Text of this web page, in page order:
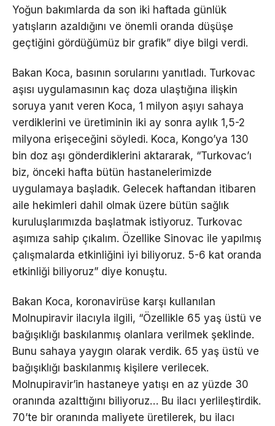
Yoğun bakımlarda da son iki haftada günlük
yatışların azaldığını ve önemli oranda düşüşe
geçtiğini gördüğümüz bir grafik” diye bilgi verdi.
Bakan Koca, basının sorularını yanıtladı. Turkovac
aşısı uygulamasının kaç doza ulaştığına ilişkin
soruya yanıt veren Koca, 1 milyon aşıyı sahaya
verdiklerini ve üretiminin iki ay sonra aylık 1,5-2
milyona erişeceğini söyledi. Koca, Kongo’ya 130
bin doz aşı gönderdiklerini aktararak, “Turkovac’ı
biz, önceki hafta bütün hastanelerimizde
uygulamaya başladık. Gelecek haftandan itibaren
aile hekimleri dahil olmak üzere bütün sağlık
kuruluşlarımızda başlatmak istiyoruz. Turkovac
aşımıza sahip çıkalım. Özellike Sinovac ile yapılmış
çalışmalarda etkinliğini iyi biliyoruz. 5-6 kat oranda
etkinliği biliyoruz” diye konuştu.
Bakan Koca, koronavirüse karşı kullanılan
Molnupiravir ilacıyla ilgili, “Özellikle 65 yaş üstü ve
bağışıklığı baskılanmış olanlara verilmek şeklinde.
Bunu sahaya yaygın olarak verdik. 65 yaş üstü ve
bağışıklığı baskılanmış kişilere verilecek.
Molnupiravir’in hastaneye yatışı en az yüzde 30
oranında azalttığını biliyoruz… Bu ilacı yerlileştirdik.
70’te bir oranında maliyete üretilerek, bu ilacı